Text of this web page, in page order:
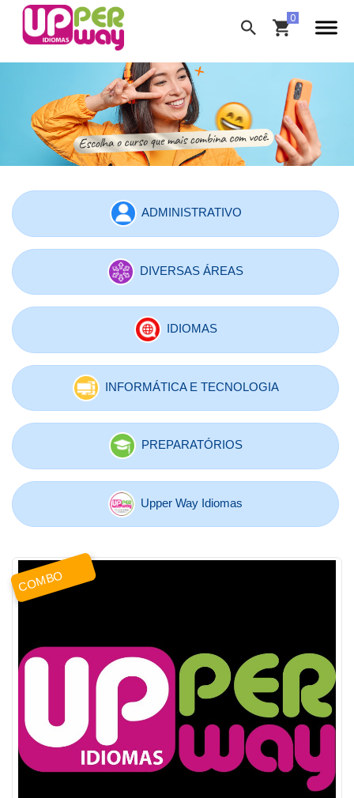
ADMINISTRATIVO
DIVERSAS ÁREAS
IDIOMAS
INFORMÁTICA E TECNOLOGIA
PREPARATÓRIOS
Upper Way Idiomas
COMBO